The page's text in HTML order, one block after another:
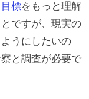
タイプを
目標をもっと理解
ですが、現実の
うにしたいの
と調査が必要で